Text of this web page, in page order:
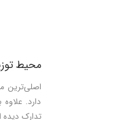
محيط
اصلی‌ترین
دارد.